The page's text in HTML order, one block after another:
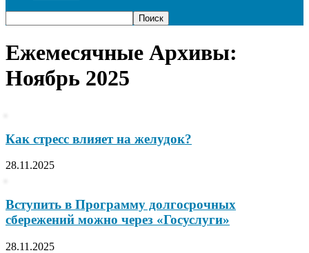
Ежемесячные Архивы:
Ноябрь 2025
Как стресс влияет на желудок?
28.11.2025
Вступить в Программу долгосрочных
сбережений можно через «Госуслуги»
28.11.2025